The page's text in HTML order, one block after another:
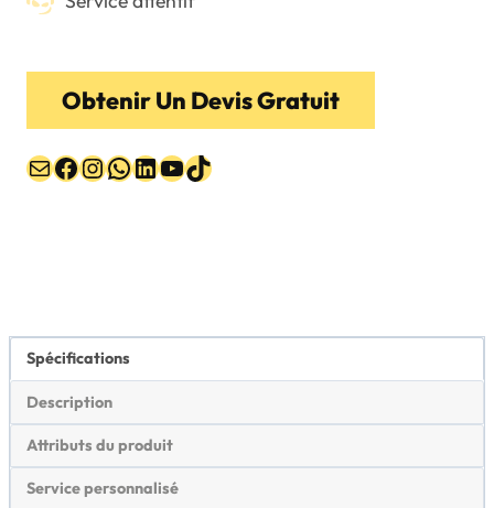
Obtenir Un Devis Gratuit
E-mailFacebook
Instagram
WhatsApp
LinkedIn
YouTube
TikTok
Spécifications
Description
Attributs du produit
Service personnalisé